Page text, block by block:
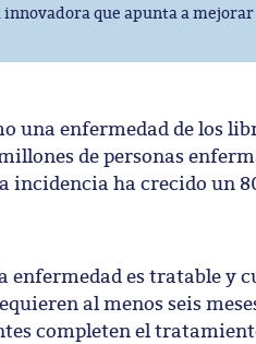
que apunta a
una enfermedad de los
de personas
incidencia ha crecido un
es tratable y
al menos seis
completen el